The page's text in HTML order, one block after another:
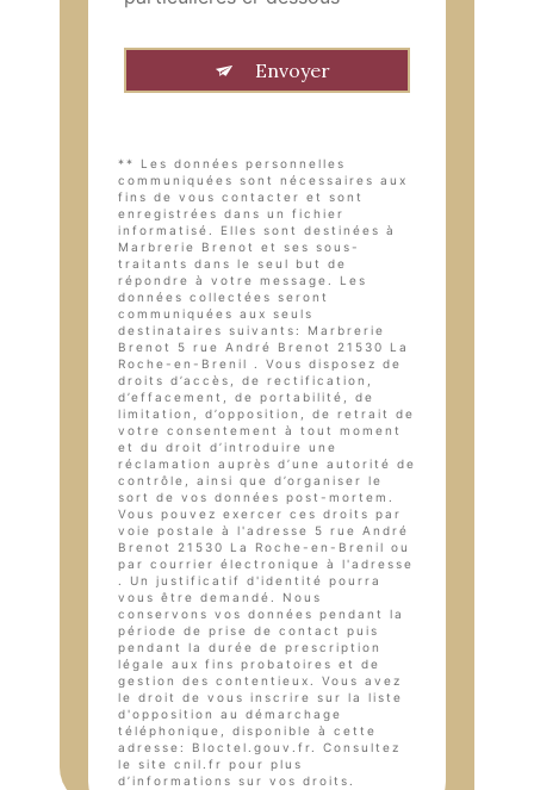
Envoyer
** Les données personnelles
communiquées sont nécessaires aux
fins de vous contacter et sont
enregistrées dans un fichier
informatisé. Elles sont destinées à
Marbrerie Brenot et ses sous-
traitants dans le seul but de
répondre à votre message. Les
données collectées seront
communiquées aux seuls
destinataires suivants: Marbrerie
Brenot 5 rue André Brenot 21530 La
Roche-en-Brenil . Vous disposez de
droits d’accès, de rectification,
d’effacement, de portabilité, de
limitation, d’opposition, de retrait de
votre consentement à tout moment
et du droit d’introduire une
réclamation auprès d’une autorité de
contrôle, ainsi que d’organiser le
sort de vos données post-mortem.
Vous pouvez exercer ces droits par
voie postale à l'adresse 5 rue André
Brenot 21530 La Roche-en-Brenil ou
par courrier électronique à l'adresse
. Un justificatif d'identité pourra
vous être demandé. Nous
conservons vos données pendant la
période de prise de contact puis
pendant la durée de prescription
légale aux fins probatoires et de
gestion des contentieux. Vous avez
le droit de vous inscrire sur la liste
d'opposition au démarchage
téléphonique, disponible à cette
adresse: Bloctel.gouv.fr . Consultez
le site cnil.fr pour plus
d’informations sur vos droits.